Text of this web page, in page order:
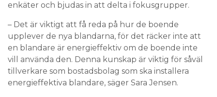
enkäter och bjudas in att delta i fokusgrupper.
– Det är viktigt att få reda på hur de boende
upplever de nya blandarna, för det räcker inte att
en blandare är energieffektiv om de boende inte
vill använda den. Denna kunskap är viktig för såväl
tillverkare som bostadsbolag som ska installera
energieffektiva blandare, säger Sara Jensen.